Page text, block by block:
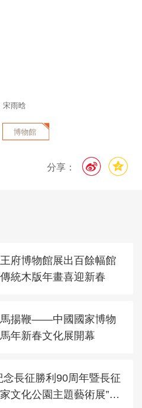
宋雨晗
博物館
分享：
府博物館展出百餘幅館
統木版年畫喜迎新春
揚鞭——中國國家博物
年新春文化展開幕
念長征勝利90周年暨長征
文化公園主題藝術展”在